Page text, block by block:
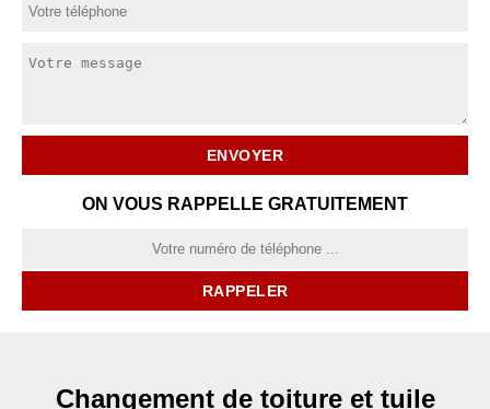
ON VOUS RAPPELLE GRATUITEMENT
Changement de toiture et tuile